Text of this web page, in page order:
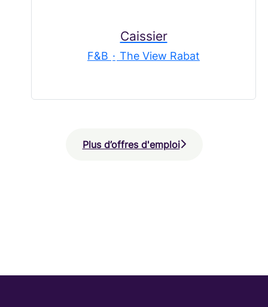
Caissier
F&B · The View Rabat
Plus d’offres d'emploi